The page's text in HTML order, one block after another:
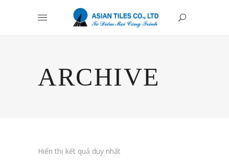
ARCHIVE
Hiển thị kết quả duy nhất